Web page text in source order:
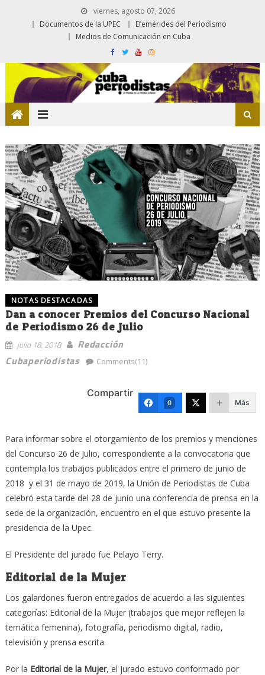
viernes, agosto 07, 2026
Documentos de la UPEC
Efemérides del Periodismo
Medios de Comunicación en Cuba
NOTAS DESTACADAS
Dan a conocer Premios del Concurso Nacional
de Periodismo 26 de Julio
julio 18, 2018
Redacción
Cubaperiodistas
Comments(11)
Compartir
0 Más
Para informar sobre el otorgamiento de los premios y menciones
del Concurso 26 de Julio, correspondiente a la convocatoria que
contempla los trabajos publicados entre el primero de junio de
2018 y el 31 de mayo de 2019, la Unión de Periodistas de Cuba
celebró esta tarde del 28 de junio una conferencia de prensa en la
sede de la organización, encuentro en el que estuvo presente la
presidencia de la Upec.
El Presidente del jurado fue Pelayo Terry.
Editorial de la Mujer
Los galardones fueron entregados de acuerdo a las siguientes
categorías: Editorial de la Mujer (trabajos que mejor reflejen la
temática femenina), fotografía, periodismo digital, radio,
televisión y prensa escrita.
Por la Editorial de la Mujer, el jurado estuvo conformado por